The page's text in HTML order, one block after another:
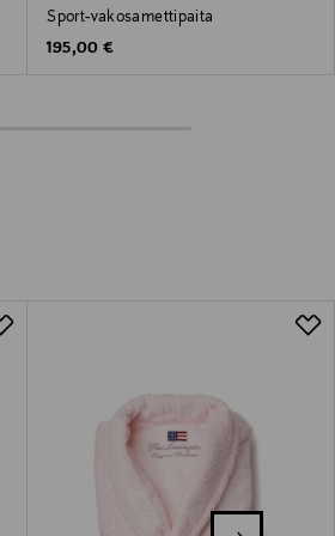
Sport-vakosamettipaita
Original Price
195,00 €